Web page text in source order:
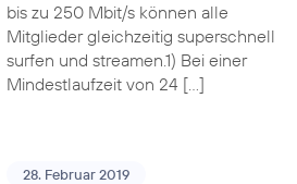
bis zu 250 Mbit/s können alle
Mitglieder gleichzeitig superschnell
surfen und streamen.1) Bei einer
Mindestlaufzeit von 24 […]
28. Februar 2019